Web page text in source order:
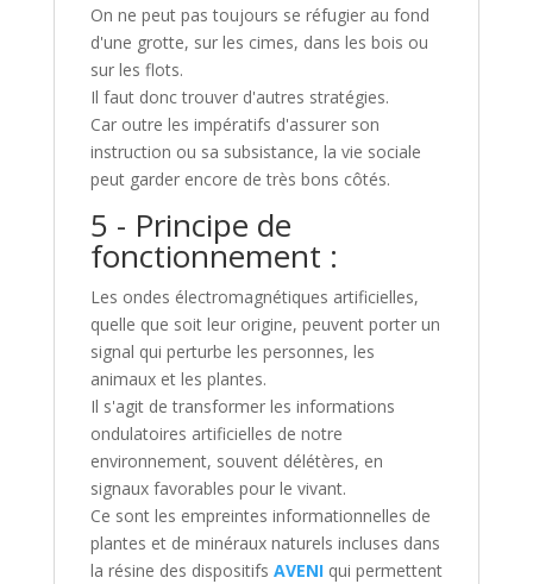
On ne peut pas toujours se réfugier au fond
d'une grotte, sur les cimes, dans les bois ou
sur les flots.
Il faut donc trouver d'autres stratégies.
Car outre les impératifs d'assurer son
instruction ou sa subsistance, la vie sociale
peut garder encore de très bons côtés.
5 - Principe de
fonctionnement :
Les ondes électromagnétiques artificielles,
quelle que soit leur origine, peuvent porter un
signal qui perturbe les personnes, les
animaux et les plantes.
Il s'agit de transformer les informations
ondulatoires artificielles de notre
environnement, souvent délétères, en
signaux favorables pour le vivant.
Ce sont les empreintes informationnelles de
plantes et de minéraux naturels incluses dans
la résine des dispositifs AVENIqui permettent